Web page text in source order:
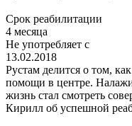
Срок реабилитации
4 месяца
Не употребляет с
13.02.2018
Рустам делится о том,
помощи в центре.
жизнь стал смотреть
Кирилл об успешной